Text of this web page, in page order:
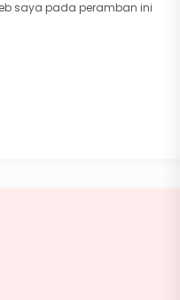
saya pada peramban ini